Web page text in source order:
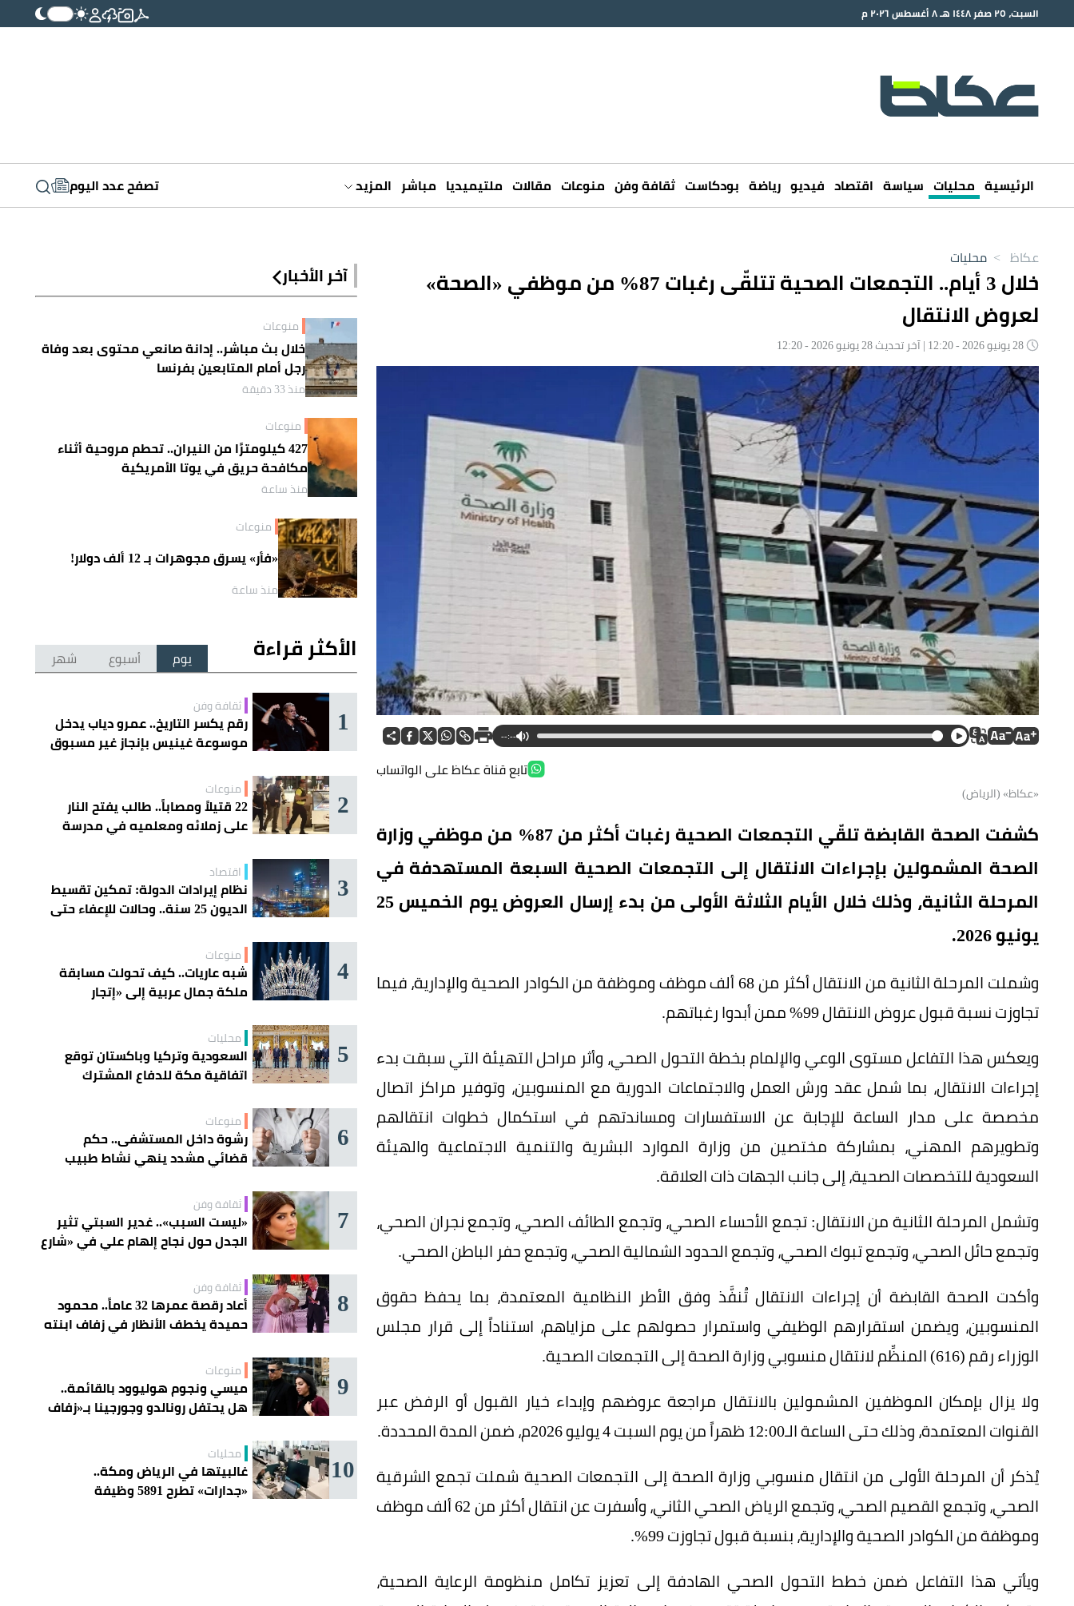
السبت، ٢٥ صفر ١٤٤٨ هـ ٨ أغسطس ٢٠٢٦ م
الرئيسية محليات سياسة اقتصاد فيديو رياضة بودكاست ثقافة وفن منوعات مقالات ملتيميديا مباشر المزيد تصفح عدد اليوم
عكاظ > محليات
خلال 3 أيام.. التجمعات الصحية تتلقّى رغبات 87% من موظفي «الصحة»
لعروض الانتقال
--:--
تابع قناة عكاظ على الواتساب
«عكاظ» (الرياض)
كشفت الصحة القابضة تلقّي التجمعات الصحية رغبات أكثر من 87% من موظفي وزارة
الصحة المشمولين بإجراءات الانتقال إلى التجمعات الصحية السبعة المستهدفة في
المرحلة الثانية، وذلك خلال الأيام الثلاثة الأولى من بدء إرسال العروض يوم الخميس 25
يونيو 2026.
وشملت المرحلة الثانية من الانتقال أكثر من 68 ألف موظف وموظفة من الكوادر الصحية والإدارية، فيما
تجاوزت نسبة قبول عروض الانتقال 99% ممن أبدوا رغباتهم.
ويعكس هذا التفاعل مستوى الوعي والإلمام بخطة التحول الصحي، وأثر مراحل التهيئة التي سبقت بدء
إجراءات الانتقال، بما شمل عقد ورش العمل والاجتماعات الدورية مع المنسوبين، وتوفير مراكز اتصال
مخصصة على مدار الساعة للإجابة عن الاستفسارات ومساندتهم في استكمال خطوات انتقالهم
وتطويرهم المهني، بمشاركة مختصين من وزارة الموارد البشرية والتنمية الاجتماعية والهيئة
السعودية للتخصصات الصحية، إلى جانب الجهات ذات العلاقة.
وتشمل المرحلة الثانية من الانتقال: تجمع الأحساء الصحي، وتجمع الطائف الصحي، وتجمع نجران الصحي،
وتجمع حائل الصحي، وتجمع تبوك الصحي، وتجمع الحدود الشمالية الصحي، وتجمع حفر الباطن الصحي.
وأكدت الصحة القابضة أن إجراءات الانتقال تُنفَّذ وفق الأطر النظامية المعتمدة، بما يحفظ حقوق
المنسوبين، ويضمن استقرارهم الوظيفي واستمرار حصولهم على مزاياهم، استناداً إلى قرار مجلس
الوزراء رقم (616) المنظِّم لانتقال منسوبي وزارة الصحة إلى التجمعات الصحية.
ولا يزال بإمكان الموظفين المشمولين بالانتقال مراجعة عروضهم وإبداء خيار القبول أو الرفض عبر
القنوات المعتمدة، وذلك حتى الساعة الـ12:00 ظهراً من يوم السبت 4 يوليو 2026م، ضمن المدة المحددة.
يُذكر أن المرحلة الأولى من انتقال منسوبي وزارة الصحة إلى التجمعات الصحية شملت تجمع الشرقية
الصحي، وتجمع القصيم الصحي، وتجمع الرياض الصحي الثاني، وأسفرت عن انتقال أكثر من 62 ألف موظف
وموظفة من الكوادر الصحية والإدارية، بنسبة قبول تجاوزت 99%.
ويأتي هذا التفاعل ضمن خطط التحول الصحي الهادفة إلى تعزيز تكامل منظومة الرعاية الصحية،
آخر الأخبار
منوعات
خلال بث مباشر.. إدانة صانعي محتوى بعد وفاة
رجل أمام المتابعين بفرنسا
منذ 33 دقيقة
منوعات
427 كيلومترًا من النيران.. تحطم مروحية أثناء
مكافحة حريق في يوتا الأمريكية
منذ ساعة
منوعات
«فأر» يسرق مجوهرات بـ 12 ألف دولار!
منذ ساعة
الأكثر قراءة يوم أسبوع شهر
1 ثقافة وفن
رقم يكسر التاريخ.. عمرو دياب يدخل
موسوعة غينيس بإنجاز غير مسبوق
2 منوعات
22 قتيلاً ومصاباً.. طالب يفتح النار
على زملائه ومعلميه في مدرسة
3 اقتصاد
نظام إيرادات الدولة: تمكين تقسيط
الديون 25 سنة.. وحالات للإعفاء حتى
4 منوعات
شبه عاريات.. كيف تحولت مسابقة
ملكة جمال عربية إلى «إتجار
5 محليات
السعودية وتركيا وباكستان توقع
اتفاقية مكة للدفاع المشترك
6 منوعات
رشوة داخل المستشفى.. حكم
قضائي مشدد ينهي نشاط طبيب
7 ثقافة وفن
«ليست السبب».. غدير السبتي تثير
الجدل حول نجاح إلهام علي في «شارع
8 ثقافة وفن
أعاد رقصة عمرها 32 عاماً.. محمود
حميدة يخطف الأنظار في زفاف ابنته
9 منوعات
ميسي ونجوم هوليوود بالقائمة..
هل يحتفل رونالدو وجورجينا بـ«زفاف
10 محليات
غالبيتها في الرياض ومكة..
«جدارات» تطرح 5891 وظيفة